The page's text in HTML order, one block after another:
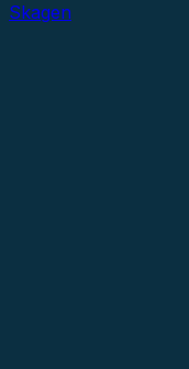
Skagen